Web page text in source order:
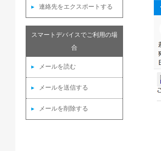
連絡先をエクスポートする
スマートデバイスでご利用の場
合
メールを読む
メールを送信する
メールを削除する